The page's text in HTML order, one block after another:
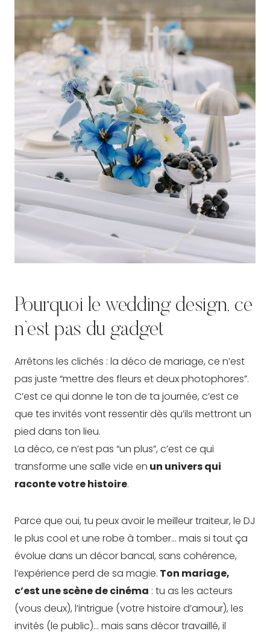
Pourquoi le wedding design, ce
n’est pas du gadget
Arrêtons les clichés : la déco de mariage, ce n’est
pas juste “mettre des fleurs et deux photophores”.
C’est ce qui donne le ton de ta journée, c’est ce
que tes invités vont ressentir dès qu’ils mettront un
pied dans ton lieu.
La déco, ce n’est pas “un plus”, c’est ce qui
transforme une salle vide en un univers qui
raconte votre histoire.
Parce que oui, tu peux avoir le meilleur traiteur, le DJ
le plus cool et une robe à tomber… mais si tout ça
évolue dans un décor bancal, sans cohérence,
l’expérience perd de sa magie. Ton mariage,
c’est une scène de cinéma : tu as les acteurs
(vous deux), l’intrigue (votre histoire d’amour), les
invités (le public)… mais sans décor travaillé, il